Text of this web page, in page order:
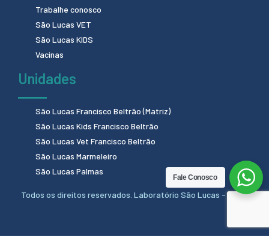
Trabalhe conosco
São Lucas VET
São Lucas KIDS
Vacinas
Unidades
São Lucas Francisco Beltrão (Matriz)
São Lucas Kids Francisco Beltrão
São Lucas Vet Francisco Beltrão
São Lucas Marmeleiro
São Lucas Palmas
Todos os direitos reservados. Laboratório São Lucas - 2024.
Fale Conosco